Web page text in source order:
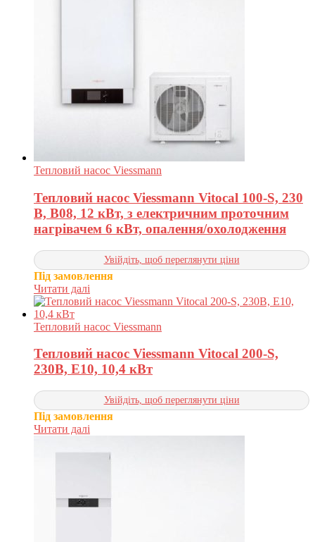
Тепловий насос Viessmann
Тепловий насос Viessmann Vitocal 100-S, 230
В, B08, 12 кВт, з електричним проточним
нагрівачем 6 кВт, опалення/охолодження
Увійдіть, щоб переглянути ціни
Під замовлення
Читати далі
Тепловий насос Viessmann
Тепловий насос Viessmann Vitocal 200-S,
230В, E10, 10,4 кВт
Увійдіть, щоб переглянути ціни
Під замовлення
Читати далі